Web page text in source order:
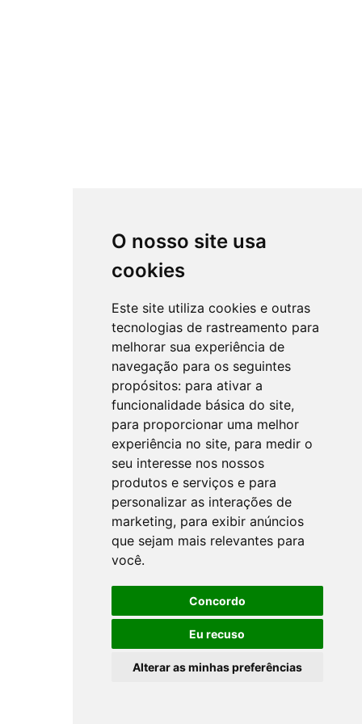
O nosso site usa
cookies
Este site utiliza cookies e outras
tecnologias de rastreamento para
melhorar sua experiência de
navegação para os seguintes
propósitos: para ativar a
funcionalidade básica do site,
para proporcionar uma melhor
experiência no site, para medir o
seu interesse nos nossos
produtos e serviços e para
personalizar as interações de
marketing, para exibir anúncios
que sejam mais relevantes para
você.
Concordo
Eu recuso
Alterar as minhas preferências